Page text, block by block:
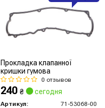
Прокладка клапанної
кришки гумова
0 отзывов
240 ₴ сегодня
Артикул:
71-53068-00